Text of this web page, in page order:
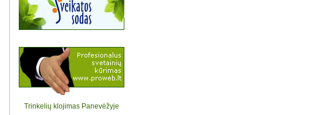
Trinkelių klojimas Panevėžyje